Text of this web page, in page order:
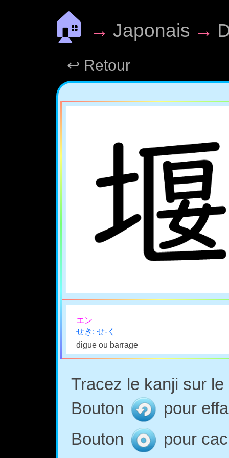
🏠 → Japonais →
↩ Retour
エン
せき; せ-く
digue ou barrage
Tracez le kanji sur
Bouton
pour
Bouton
pour